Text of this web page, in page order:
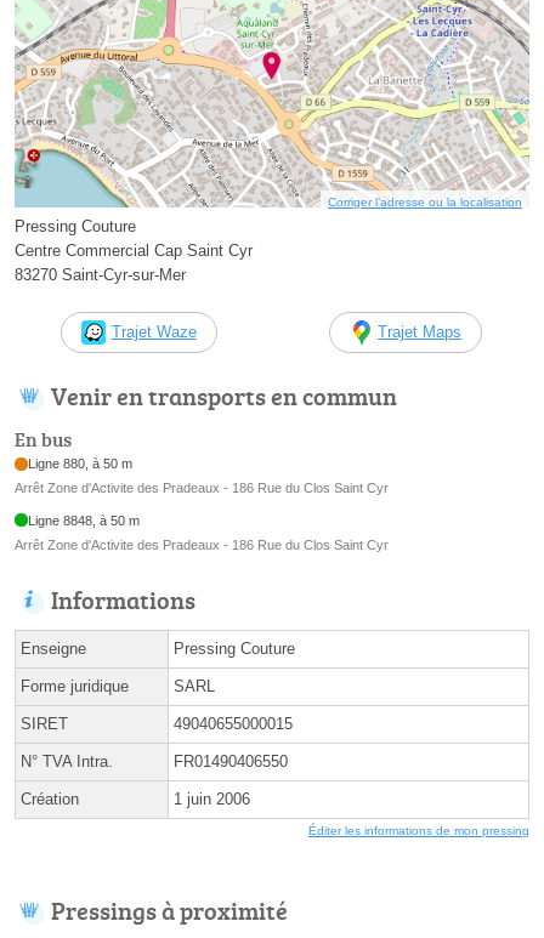
Corriger l’adresse ou la localisation
Pressing Couture
Centre Commercial Cap Saint Cyr
83270 Saint-Cyr-sur-Mer
Trajet Waze Trajet Maps
Venir en transports en commun
En bus
Ligne 880, à 50 m
Arrêt Zone d'Activite des Pradeaux - 186 Rue du Clos Saint Cyr
Ligne 8848, à 50 m
Arrêt Zone d'Activite des Pradeaux - 186 Rue du Clos Saint Cyr
Informations
Enseigne Pressing Couture
Forme juridique SARL
SIRET 49040655000015
N° TVA Intra. FR01490406550
Création 1 juin 2006
Éditer les informations de mon pressing
Pressings à proximité